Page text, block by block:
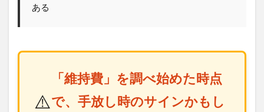
ある
⚠️
「維持費」を調べ始めた時点
で、手放し時のサインかもし